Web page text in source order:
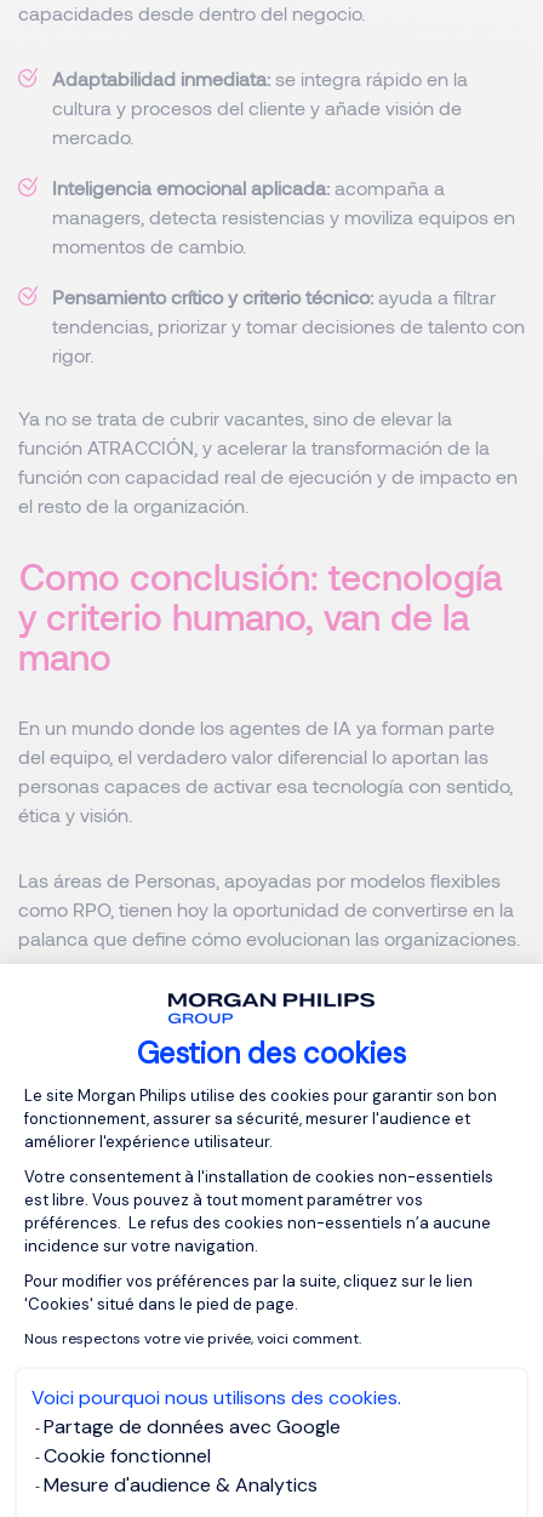
Gestion des cookies
Plateforme de Gestion du
Le site Morgan Philips utilise des cookies pour garantir son bon
fonctionnement, assurer sa sécurité, mesurer l'audience et
améliorer l'expérience utilisateur.
Votre consentement à l'installation de cookies non-essentiels
est libre. Vous pouvez à tout moment paramétrer vos
préférences. Le refus des cookies non-essentiels n’a aucune
incidence sur votre navigation.
Pour modifier vos préférences par la suite, cliquez sur le lien
'Cookies' situé dans le pied de page.
Nous respectons votre vie privée, voici comment.
Voici pourquoi nous utilisons des cookies.
Partage de données avec Google
Cookie fonctionnel
Mesure d'audience & Analytics
Axeptio consent
capacidades desde dentro del negocio.
Adaptabilidad inmediata: se integra rápido en la
cultura y procesos del cliente y añade visión de
mercado.
Inteligencia emocional aplicada: acompaña a
managers, detecta resistencias y moviliza equipos en
momentos de cambio.
Pensamiento crítico y criterio técnico: ayuda a filtrar
tendencias, priorizar y tomar decisiones de talento con
rigor.
Ya no se trata de cubrir vacantes, sino de elevar la
función ATRACCIÓN, y acelerar la transformación de la
función con capacidad real de ejecución y de impacto en
el resto de la organización.
Como conclusión: tecnología
y criterio humano, van de la
mano
En un mundo donde los agentes de IA ya forman parte
del equipo, el verdadero valor diferencial lo aportan las
personas capaces de activar esa tecnología con sentido,
ética y visión.
Las áreas de Personas, apoyadas por modelos flexibles
como RPO, tienen hoy la oportunidad de convertirse en la
palanca que define cómo evolucionan las organizaciones.
Porque el futuro no espera.
quienes lideren las nuevas reglas del juego.
Descubre nuestras soluciones de RPO
MORGAN PHILIPS OUTSOURCING
NUESTROS RECURSOS
Artículos relacionados